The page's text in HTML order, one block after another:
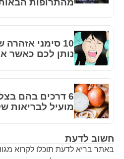
חשוב לדעת
באתר בריא לדעת תוכלו לקרוא
מהתרופות
10 סימני
נותן לכם כאשר
6 דרכים בהם
מועיל לבריאות